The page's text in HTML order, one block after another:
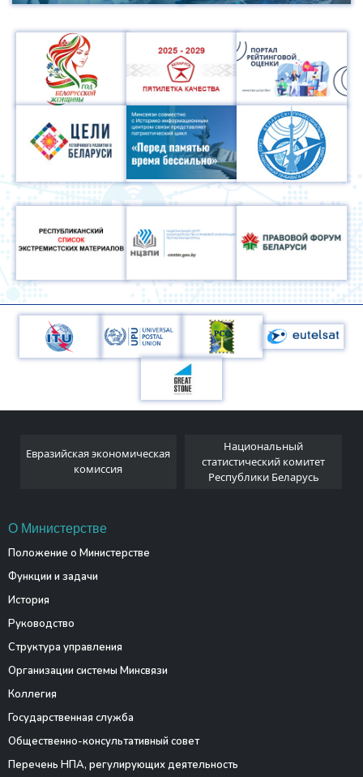
Евразийская экономическая
комиссия
Национальный
статистический комитет
Республики Беларусь
О Министерстве
Положение о Министерстве
Функции и задачи
История
Руководство
Структура управления
Организации системы Минсвязи
Коллегия
Государственная служба
Общественно-консультативный совет
Перечень НПА, регулирующих деятельность